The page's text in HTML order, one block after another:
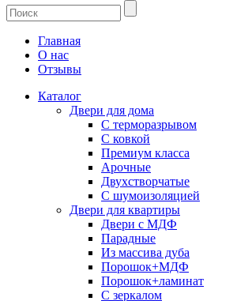
Главная
О нас
Отзывы
Каталог
Двери для дома
С терморазрывом
С ковкой
Премиум класса
Арочные
Двухстворчатые
С шумоизоляцией
Двери для квартиры
Двери с МДФ
Парадные
Из массива дуба
Порошок+МДФ
Порошок+ламинат
С зеркалом